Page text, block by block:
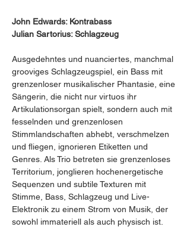
John Edwards: Kontrabass
Julian Sartorius: Schlagzeug
Ausgedehntes und nuanciertes, manchmal
grooviges Schlagzeugspiel, ein Bass mit
grenzenloser musikalischer Phantasie, eine
Sängerin, die nicht nur virtuos ihr
Artikulationsorgan spielt, sondern auch mit
fesselnden und grenzenlosen
Stimmlandschaften abhebt, verschmelzen
und fliegen, ignorieren Etiketten und
Genres. Als Trio betreten sie grenzenloses
Territorium, jonglieren hochenergetische
Sequenzen und subtile Texturen mit
Stimme, Bass, Schlagzeug und Live-
Elektronik zu einem Strom von Musik, der
sowohl immateriell als auch physisch ist.